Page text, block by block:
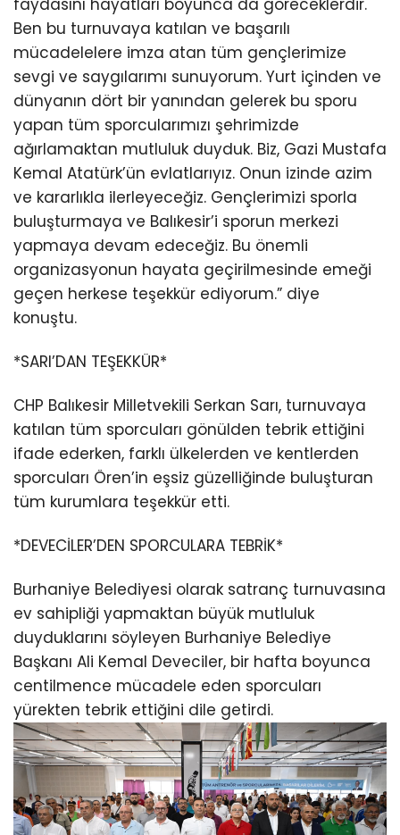
faydasını hayatları boyunca da göreceklerdir.
Ben bu turnuvaya katılan ve başarılı
mücadelelere imza atan tüm gençlerimize
sevgi ve saygılarımı sunuyorum. Yurt içinden ve
dünyanın dört bir yanından gelerek bu sporu
yapan tüm sporcularımızı şehrimizde
ağırlamaktan mutluluk duyduk. Biz, Gazi Mustafa
Kemal Atatürk’ün evlatlarıyız. Onun izinde azim
ve kararlıkla ilerleyeceğiz. Gençlerimizi sporla
buluşturmaya ve Balıkesir’i sporun merkezi
yapmaya devam edeceğiz. Bu önemli
organizasyonun hayata geçirilmesinde emeği
geçen herkese teşekkür ediyorum.” diye
konuştu.
*SARI’DAN TEŞEKKÜR*
CHP Balıkesir Milletvekili Serkan Sarı, turnuvaya
katılan tüm sporcuları gönülden tebrik ettiğini
ifade ederken, farklı ülkelerden ve kentlerden
sporcuları Ören’in eşsiz güzelliğinde buluşturan
tüm kurumlara teşekkür etti.
*DEVECİLER’DEN SPORCULARA TEBRİK*
Burhaniye Belediyesi olarak satranç turnuvasına
ev sahipliği yapmaktan büyük mutluluk
duyduklarını söyleyen Burhaniye Belediye
Başkanı Ali Kemal Deveciler, bir hafta boyunca
centilmence mücadele eden sporcuları
yürekten tebrik ettiğini dile getirdi.